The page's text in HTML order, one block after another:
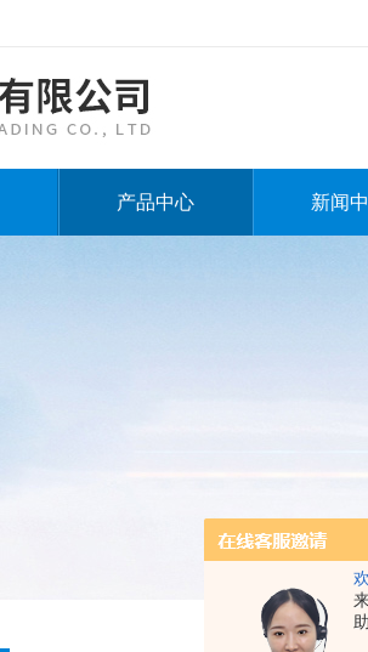
产品中心 新闻